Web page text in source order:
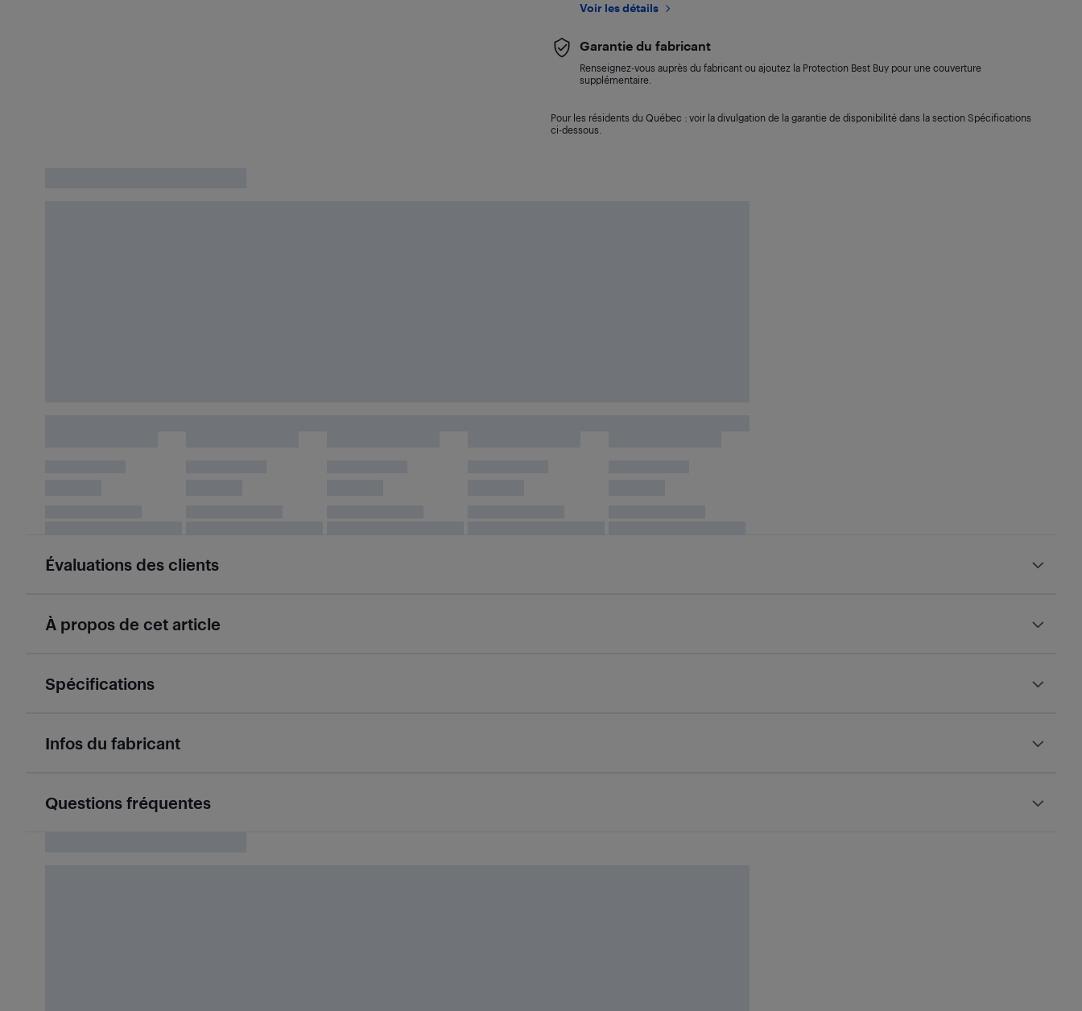
Voir les détails
Garantie du fabricant
Renseignez-vous auprès du fabricant ou ajoutez la Protection Best Buy pour une couverture
supplémentaire.
Pour les résidents du Québec : voir la divulgation de la garantie de disponibilité dans la section Spécifications
ci-dessous.
Évaluations des clients
À propos de cet article
Spécifications
Infos du fabricant
Questions fréquentes